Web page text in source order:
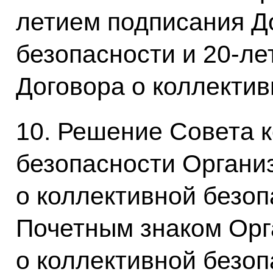
летием подписания
безопасности и 20-
Договора о
10. Решение Совета
безопасности
о коллективной
Почетным знаком
о коллективной